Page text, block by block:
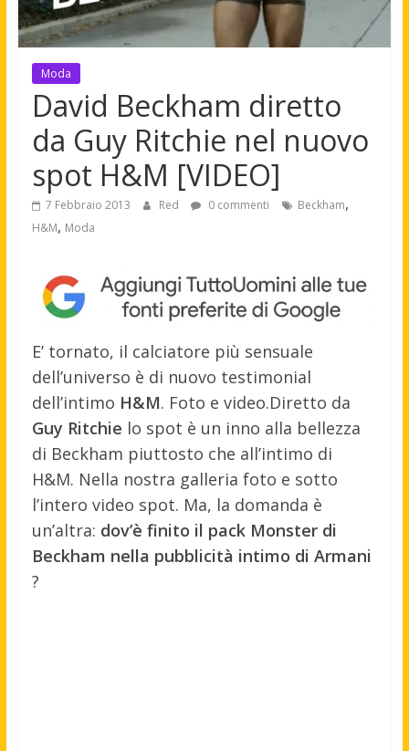
Moda
David Beckham diretto
da Guy Ritchie nel nuovo
spot H&M [VIDEO]
7 Febbraio 2013 Red 0 commenti Beckham,
H&M, Moda
E’ tornato, il calciatore più sensuale
dell’universo è di nuovo testimonial
dell’intimo H&M. Foto e video.Diretto da
Guy Ritchie lo spot è un inno alla bellezza
di Beckham piuttosto che all’intimo di
H&M. Nella nostra galleria foto e sotto
l’intero video spot. Ma, la domanda è
un’altra: dov’è finito il pack Monster di
Beckham nella pubblicità intimo di Armani
?